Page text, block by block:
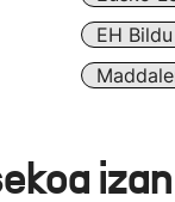
EH Bildu